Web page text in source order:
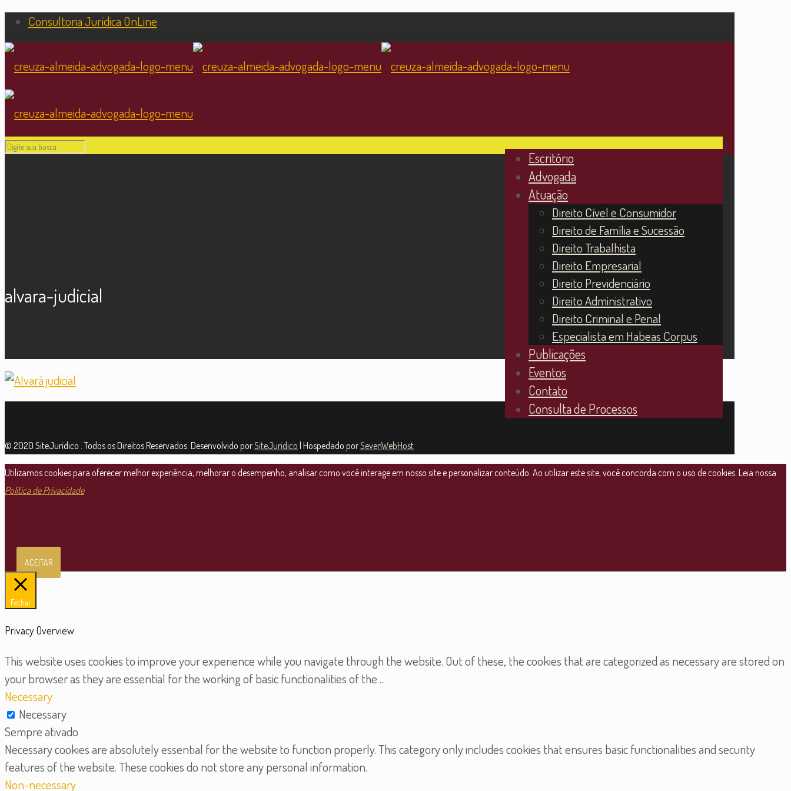
Consultoria Jurídica OnLine
Escritório
Advogada
Atuação
Direito Cível e Consumidor
Direito de Família e Sucessão
Direito Trabalhista
Direito Empresarial
Direito Previdenciário
Direito Administrativo
Direito Criminal e Penal
Especialista em Habeas Corpus
Publicações
Eventos
Contato
Consulta de Processos
alvara-judicial
© 2020 SiteJurídico . Todos os Direitos Reservados. Desenvolvido porSiteJurídico | Hospedado porSevenWebHost
Utilizamos cookies para oferecer melhor experiência, melhorar o desempenho, analisar como você interage em nosso site e personalizar conteúdo. Ao utilizar este site, você concorda com o uso de cookies. Leia nossa
Política de Privacidade
ACEITAR
Fechar
Privacy Overview
This website uses cookies to improve your experience while you navigate through the website. Out of these, the cookies that are categorized as necessary are stored on
your browser as they are essential for the working of basic functionalities of the ...
Necessary
Necessary
Sempre ativado
Necessary cookies are absolutely essential for the website to function properly. This category only includes cookies that ensures basic functionalities and security
features of the website. These cookies do not store any personal information.
Non-necessary